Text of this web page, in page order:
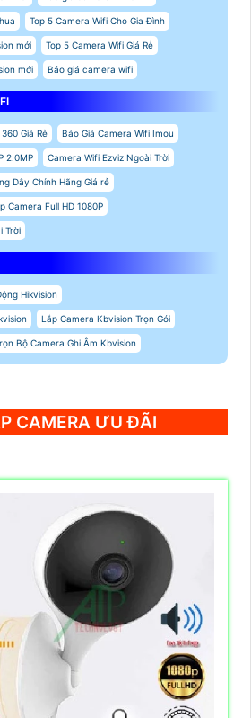
Top 5 Camera Wifi Cho Gia Đình
mới Top 5 Camera Wifi Giá Rẻ
mới Báo giá camera wifi
Giá Rẻ Báo Giá Camera Wifi Imou
2.0MP Camera Wifi Ezviz Ngoài Trời
Dây Chính Hãng Giá rẻ
Camera Full HD 1080P
Trời
Hikvision
Lắp Camera Kbvision Trọn Gói
Bộ Camera Ghi Âm Kbvision
CAMERA ƯU ĐÃI